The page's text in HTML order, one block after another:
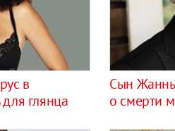
в
глянца
Сын
о смерти